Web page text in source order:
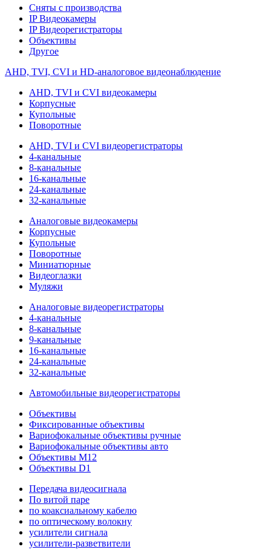
Сняты с производства
IP Видеокамеры
IP Видеорегистраторы
Объективы
Другое
AHD, TVI, CVI и HD-аналоговое видеонаблюдение
AHD, TVI и CVI видеокамеры
Корпусные
Купольные
Поворотные
AHD, TVI и CVI видеорегистраторы
4-канальные
8-канальные
16-канальные
24-канальные
32-канальные
Аналоговые видеокамеры
Корпусные
Купольные
Поворотные
Миниатюрные
Видеоглазки
Муляжи
Аналоговые видеорегистраторы
4-канальные
8-канальные
9-канальные
16-канальные
24-канальные
32-канальные
Автомобильные видеорегистраторы
Объективы
Фиксированные объективы
Вариофокальные объективы ручные
Вариофокальные объективы авто
Объективы M12
Объективы D1
Передача видеосигнала
По витой паре
по коаксиальному кабелю
по оптическому волокну
усилители сигнала
усилители-разветвители